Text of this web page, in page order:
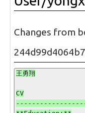
頁面原始檔
可列印版本
刪除本頁
登入 / 註冊帳號
Changes from
王勇翔
CV